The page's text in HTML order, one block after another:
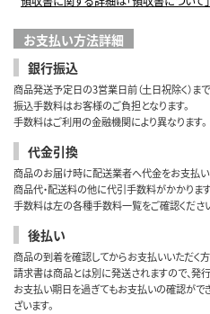
お支払い方法詳細
銀行振込
商品発送予定日の3営業日前（土日祝除く）ま
振込手数料はお客様のご負担となります。
手数料はご利用の金融機関により異なります。
代金引換
商品のお届け時に配送業者へ代金をお支払い
商品代・配送料の他に代引手数料がかかります
手数料は左の各種手数料一覧をご確認くださ
後払い
商品の到着を確認してからお支払いいただく方
請求書は商品とは別に発送されますので、発
お支払い期日を過ぎてもお支払いの確認がで
ざいます。